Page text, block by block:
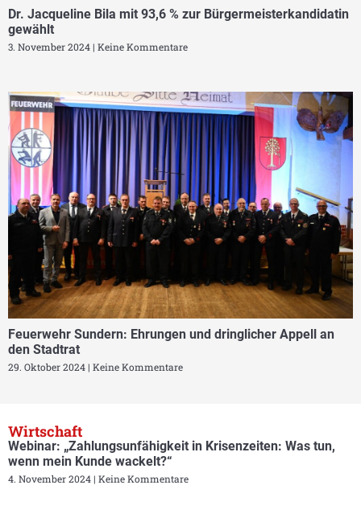
Dr. Jacqueline Bila mit 93,6 % zur Bürgermeisterkandidatin
gewählt
3. November 2024 Keine Kommentare
Feuerwehr Sundern: Ehrungen und dringlicher Appell an
den Stadtrat
29. Oktober 2024 Keine Kommentare
Wirtschaft
Webinar: „Zahlungsunfähigkeit in Krisenzeiten: Was tun,
wenn mein Kunde wackelt?“
4. November 2024 Keine Kommentare